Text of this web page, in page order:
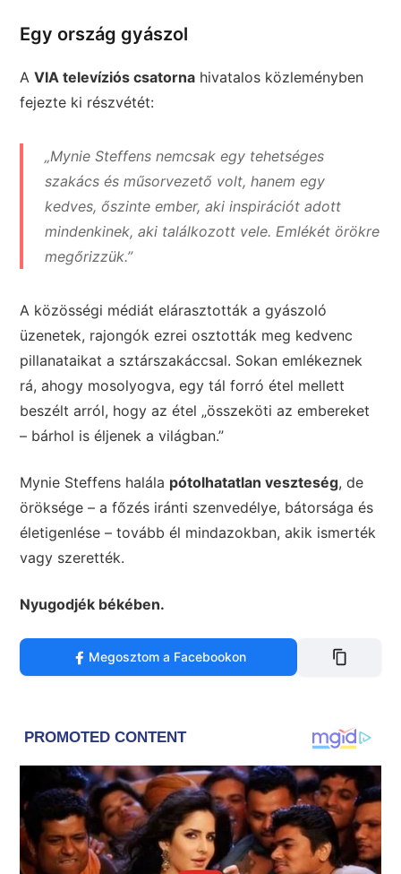
Egy ország gyászol
AVIA televíziós csatorna hivatalos közleményben
fejezte ki részvétét:
„Mynie Steffens nemcsak egy tehetséges
szakács és műsorvezető volt, hanem egy
kedves, őszinte ember, aki inspirációt adott
mindenkinek, aki találkozott vele. Emlékét örökre
megőrizzük.”
A közösségi médiát elárasztották a gyászoló
üzenetek, rajongók ezrei osztották meg kedvenc
pillanataikat a sztárszakáccsal. Sokan emlékeznek
rá, ahogy mosolyogva, egy tál forró étel mellett
beszélt arról, hogy az étel „összeköti az embereket
– bárhol is éljenek a világban.”
Mynie Steffens halála pótolhatatlan veszteség, de
öröksége – a főzés iránti szenvedélye, bátorsága és
életigenlése – tovább él mindazokban, akik ismerték
vagy szerették.
Nyugodjék békében.
Megosztom a Facebookon